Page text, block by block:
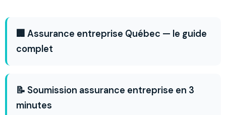
🏢 Assurance entreprise Québec — le guide
complet
📝 Soumission assurance entreprise en 3
minutes